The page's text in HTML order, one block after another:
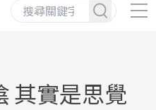
其實是思覺